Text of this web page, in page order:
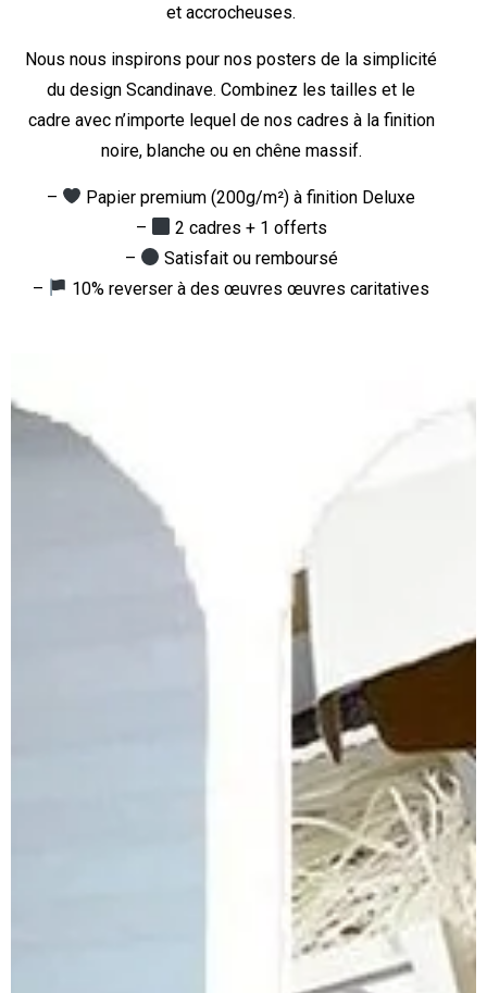
et accrocheuses.
Nous nous inspirons pour nos posters de la simplicité
du design Scandinave. Combinez les tailles et le
cadre avec n’importe lequel de nos cadres à la finition
noire, blanche ou en chêne massif.
–
Papier premium (200g/m²) à finition Deluxe
–
2 cadres + 1 offerts
–
Satisfait ou remboursé
–
10% reverser à des œuvres œuvres caritatives